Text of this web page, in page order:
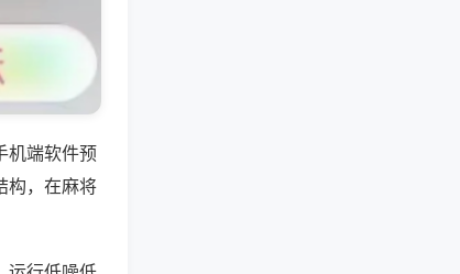
机端软件预
构，在麻将